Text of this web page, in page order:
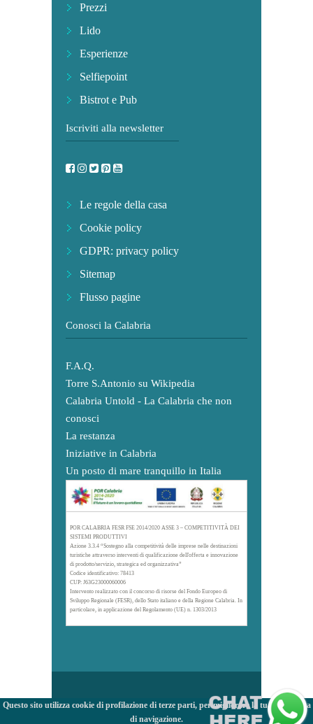
Prezzi
Lido
Esperienze
Selfiepoint
Bistrot e Pub
Iscriviti alla newsletter
Le regole della casa
Cookie policy
GDPR: privacy policy
Sitemap
Flusso pagine
Conosci la Calabria
F.A.Q.
Torre S.Antonio su Wikipedia
Calabria Untold - La Calabria che non
conosci
La restanza
Iniziative in Calabria
Un posto di mare tranquillo in Italia
POR CALABRIA FESR FSE 2014/2020 ASSE 3 – COMPETITIVITÀ DEI
SISTEMI PRODUTTIVI
Azione 3.3.4 “Sostegno alla competitività delle imprese nelle destinazioni
turistiche attraverso interventi di qualificazione dell'offerta e innovazione
di prodotto/servizio, strategica ed organizzativa”
Codice identificativo: 78413
CUP: J63G23000060006
Intervento realizzato con il concorso di risorse del Fondo Europeo di
Sviluppo Regionale (FESR), dello Stato italiano e della Regione Calabria. In
particolare, in applicazione del Regolamento (UE) n. 1303/2013
Questo sito utilizza cookie di profilazione di terze parti, per migliorare la tua esperienza
di navigazione.